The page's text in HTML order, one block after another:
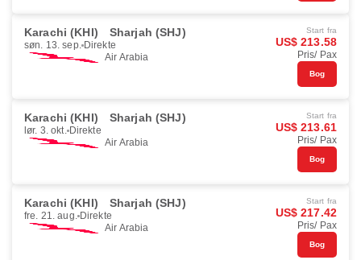
Karachi (KHI) Sharjah (SHJ)
søn. 13. sep. Direkte
Air Arabia
Start fra
US$ 213.58
Pris/ Pax
Bog
Karachi (KHI) Sharjah (SHJ)
lør. 3. okt. Direkte
Air Arabia
Start fra
US$ 213.61
Pris/ Pax
Bog
Karachi (KHI) Sharjah (SHJ)
fre. 21. aug. Direkte
Air Arabia
Start fra
US$ 217.42
Pris/ Pax
Bog